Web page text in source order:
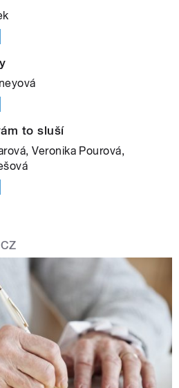
to sluší
Veronika Pourová,